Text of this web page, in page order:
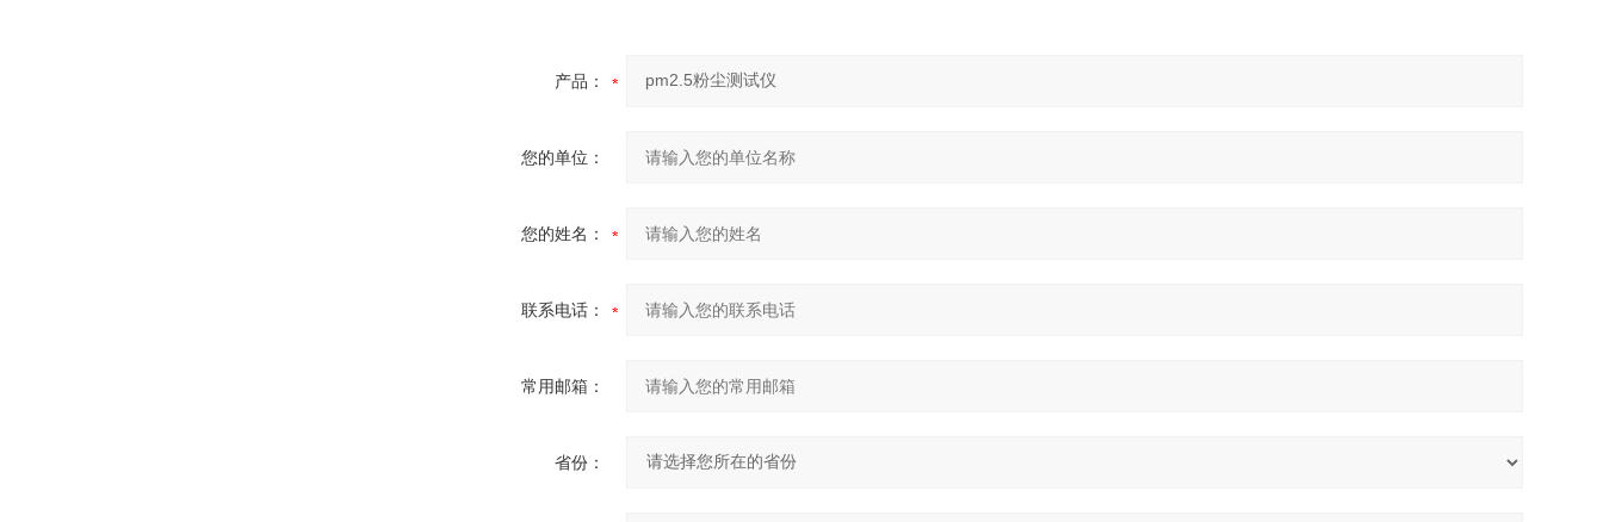
产品：
您的单位：
您的姓名：
联系电话：
常用邮箱：
省份：